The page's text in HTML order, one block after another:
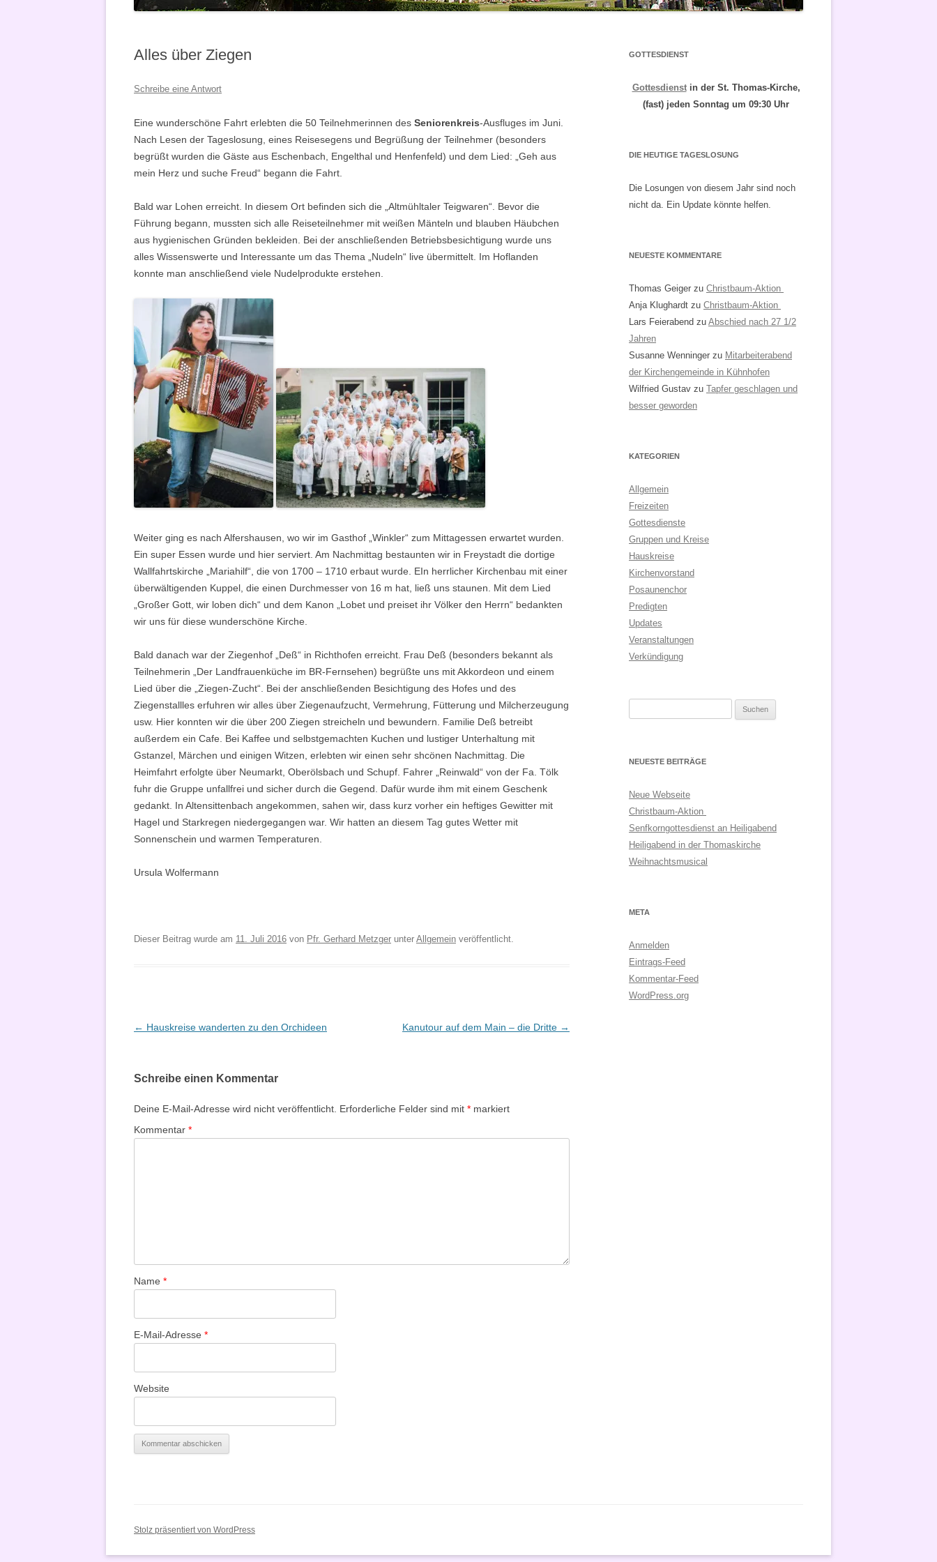
OSTEOPOROSEGRUPPE
SHINING LIGHTS – DERBESONDERE VERANSTALTUNGEN
Alles über Ziegen
Schreibe eine Antwort
Eine wunderschöne Fahrt erlebten die 50 Teilnehmerinnen des Seniorenkreis-Ausfluges im Juni.
Nach Lesen der Tageslosung, eines Reisesegens und Begrüßung der Teilnehmer (besonders
begrüßt wurden die Gäste aus Eschenbach, Engelthal und Henfenfeld) und dem Lied: „Geh aus
mein Herz und suche Freud“ begann die Fahrt.
Bald war Lohen erreicht. In diesem Ort befinden sich die „Altmühltaler Teigwaren“. Bevor die
Führung begann, mussten sich alle Reiseteilnehmer mit weißen Mänteln und blauben Häubchen
aus hygienischen Gründen bekleiden. Bei der anschließenden Betriebsbesichtigung wurde uns
alles Wissenswerte und Interessante um das Thema „Nudeln“ live übermittelt. Im Hoflanden
konnte man anschließend viele Nudelprodukte erstehen.
Weiter ging es nach Alfershausen, wo wir im Gasthof „Winkler“ zum Mittagessen erwartet wurden.
Ein super Essen wurde und hier serviert. Am Nachmittag bestaunten wir in Freystadt die dortige
Wallfahrtskirche „Mariahilf“, die von 1700 – 1710 erbaut wurde. EIn herrlicher Kirchenbau mit einer
überwältigenden Kuppel, die einen Durchmesser von 16 m hat, ließ uns staunen. Mit dem Lied
„Großer Gott, wir loben dich“ und dem Kanon „Lobet und preiset ihr Völker den Herrn“ bedankten
wir uns für diese wunderschöne Kirche.
Bald danach war der Ziegenhof „Deß“ in Richthofen erreicht. Frau Deß (besonders bekannt als
Teilnehmerin „Der Landfrauenküche im BR-Fernsehen) begrüßte uns mit Akkordeon und einem
Lied über die „Ziegen-Zucht“. Bei der anschließenden Besichtigung des Hofes und des
Ziegenstallles erfuhren wir alles über Ziegenaufzucht, Vermehrung, Fütterung und Milcherzeugung
usw. Hier konnten wir die über 200 Ziegen streicheln und bewundern. Familie Deß betreibt
außerdem ein Cafe. Bei Kaffee und selbstgemachten Kuchen und lustiger Unterhaltung mit
Gstanzel, Märchen und einigen Witzen, erlebten wir einen sehr shcönen Nachmittag. Die
Heimfahrt erfolgte über Neumarkt, Oberölsbach und Schupf. Fahrer „Reinwald“ von der Fa. Tölk
fuhr die Gruppe unfallfrei und sicher durch die Gegend. Dafür wurde ihm mit einem Geschenk
gedankt. In Altensittenbach angekommen, sahen wir, dass kurz vorher ein heftiges Gewitter mit
Hagel und Starkregen niedergegangen war. Wir hatten an diesem Tag gutes Wetter mit
Sonnenschein und warmen Temperaturen.
Ursula Wolfermann
Dieser Beitrag wurde am 11. Juli 2016 von Pfr. Gerhard Metzger unter Allgemein veröffentlicht.
Beitragsnavigation
← Hauskreise wanderten zu den Orchideen Kanutour auf dem Main – die Dritte →
Schreibe einen Kommentar
Deine E-Mail-Adresse wird nicht veröffentlicht. Erforderliche Felder sind mit * markiert
Kommentar *
Name *
E-Mail-Adresse *
Website
GOTTESDIENST
Gottesdienstin der St. Thomas-Kirche,
(fast) jeden Sonntag um 09:30 Uhr
DIE HEUTIGE TAGESLOSUNG
Die Losungen von diesem Jahr sind noch
nicht da. Ein Update könnte helfen.
NEUESTE KOMMENTARE
Thomas Geiger zu Christbaum-Aktion
Anja Klughardt zu Christbaum-Aktion
Lars Feierabend zu Abschied nach 27 1/2
Jahren
Susanne Wenninger zu Mitarbeiterabend
der Kirchengemeinde in Kühnhofen
Wilfried Gustav zu Tapfer geschlagen und
besser geworden
KATEGORIEN
Allgemein
Freizeiten
Gottesdienste
Gruppen und Kreise
Hauskreise
Kirchenvorstand
Posaunenchor
Predigten
Updates
Veranstaltungen
Verkündigung
NEUESTE BEITRÄGE
Neue Webseite
Christbaum-Aktion
Senfkorngottesdienst an Heiligabend
Heiligabend in der Thomaskirche
Weihnachtsmusical
META
Anmelden
Eintrags-Feed
Kommentar-Feed
WordPress.org
Stolz präsentiert von WordPress